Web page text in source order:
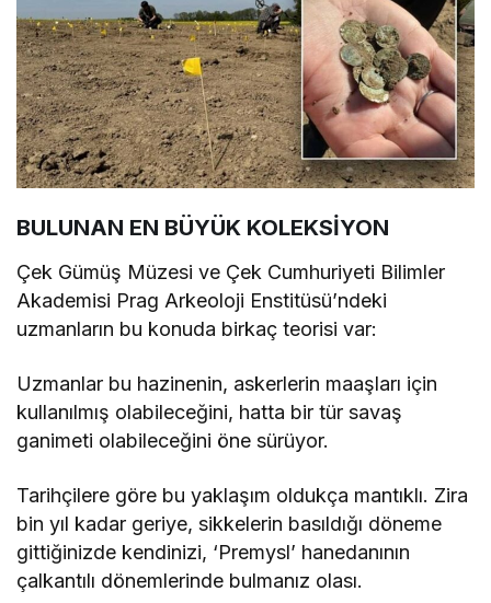
BULUNAN EN BÜYÜK KOLEKSİYON
Çek Gümüş Müzesi ve Çek Cumhuriyeti Bilimler
Akademisi Prag Arkeoloji Enstitüsü’ndeki
uzmanların bu konuda birkaç teorisi var:
Uzmanlar bu hazinenin, askerlerin maaşları için
kullanılmış olabileceğini, hatta bir tür savaş
ganimeti olabileceğini öne sürüyor.
Tarihçilere göre bu yaklaşım oldukça mantıklı. Zira
bin yıl kadar geriye, sikkelerin basıldığı döneme
gittiğinizde kendinizi, ‘Premysl’ hanedanının
çalkantılı dönemlerinde bulmanız olası.